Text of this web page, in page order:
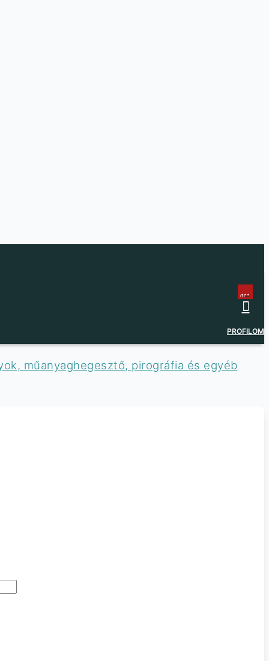
...
...
PROFILOM
műanyaghegesztő, pirográfia és egyéb